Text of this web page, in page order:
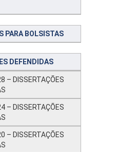
PARA BOLSISTAS
DEFENDIDAS
– DISSERTAÇÕES
– DISSERTAÇÕES
– DISSERTAÇÕES